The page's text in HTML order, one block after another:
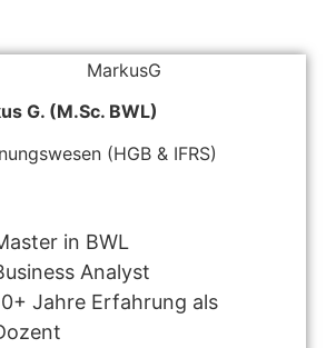
G. (M.Sc. BWL)
(HGB & IFRS)
in BWL
Analyst
Jahre Erfahrung als